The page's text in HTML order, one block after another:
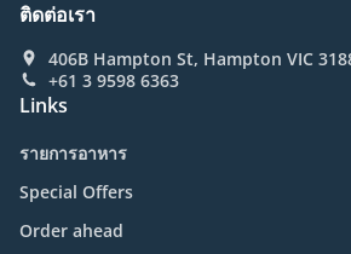
ติดต่อเรา
406B Hampton St, Hampton VIC
+61 3 9598 6363
Links
รายการอาหาร
Special Offers
Order ahead